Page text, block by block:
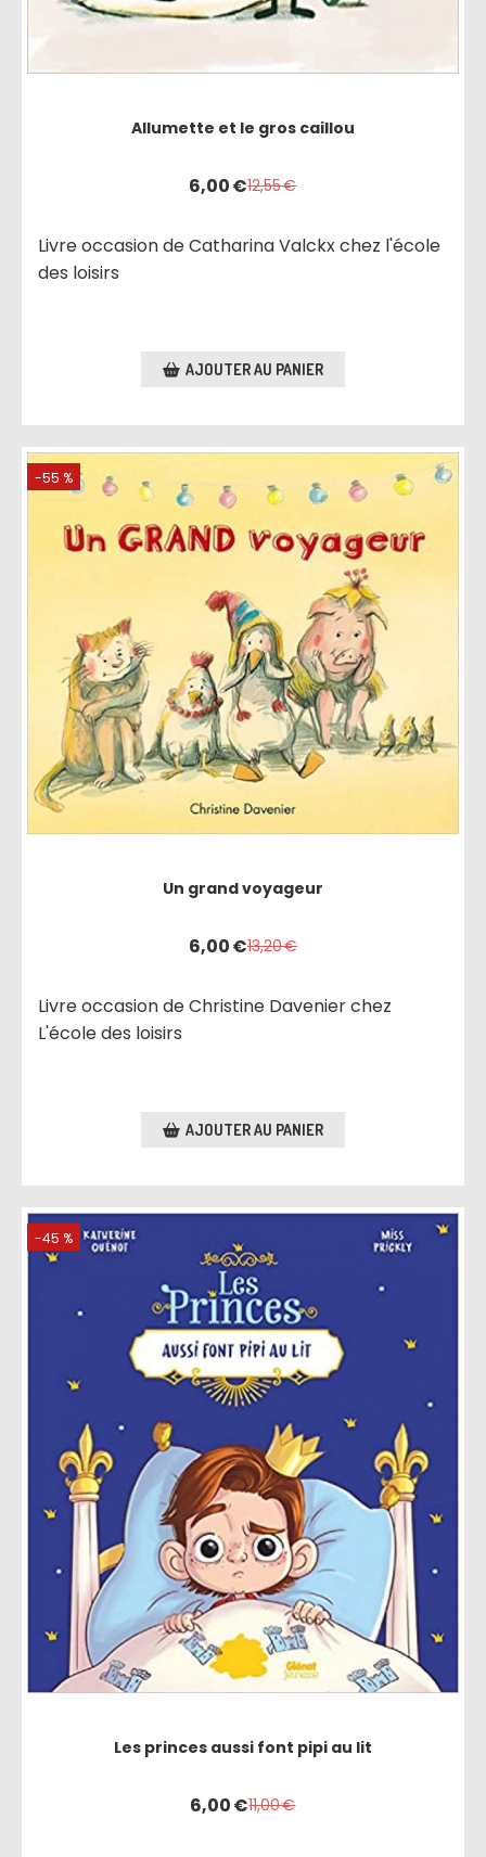
Allumette et le gros caillou
6,00€12,55€
Livre occasion de Catharina Valckx chez l'école
des loisirs
AJOUTER AU PANIER
-55 %
Un grand voyageur
6,00€13,20€
Livre occasion de Christine Davenier chez
L'école des loisirs
AJOUTER AU PANIER
-45 %
Les princes aussi font pipi au lit
6,00€11,00€